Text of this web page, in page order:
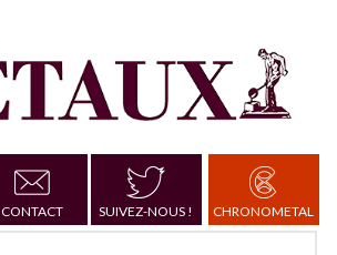
CONTACT SUIVEZ-NOUS ! CHRONOMETAL